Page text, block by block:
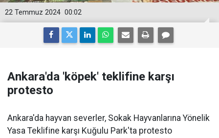
00:02
22 Temmuz 2024
Ankara'da 'köpek' teklifine karşı
protesto
Ankara'da hayvan severler, Sokak Hayvanlarına Yönelik
Yasa Teklifine karşı Kuğulu Park'ta protesto